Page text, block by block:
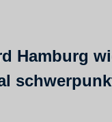
Hamburg